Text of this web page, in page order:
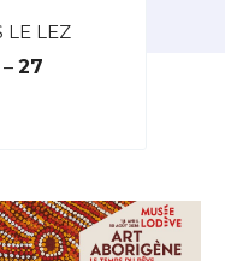
LE LEZ
–27